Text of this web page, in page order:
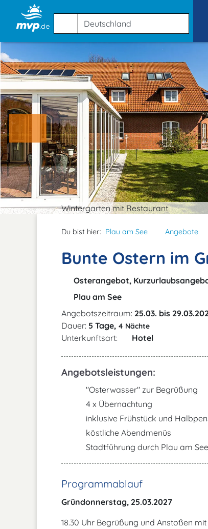
Wintergarten mit Restaurant
Du bist hier: Plau am See Angebote
Bunte Ostern im
Osterangebot,
Plau am See
Angebotszeitraum: 25.03. bis
Dauer: 5 Tage, 4 Nächte
Unterkunftsart: Hotel
Angebotsleistungen:
"Osterwasser" zur Begrüßung
4 x Übernachtung
inklusive Frühstück und
köstliche Abendmenüs
Stadtführung durch Plau am See
Programmablauf
Gründonnerstag, 25.03.2027
18.30 Uhr Begrüßung und Anstoßen